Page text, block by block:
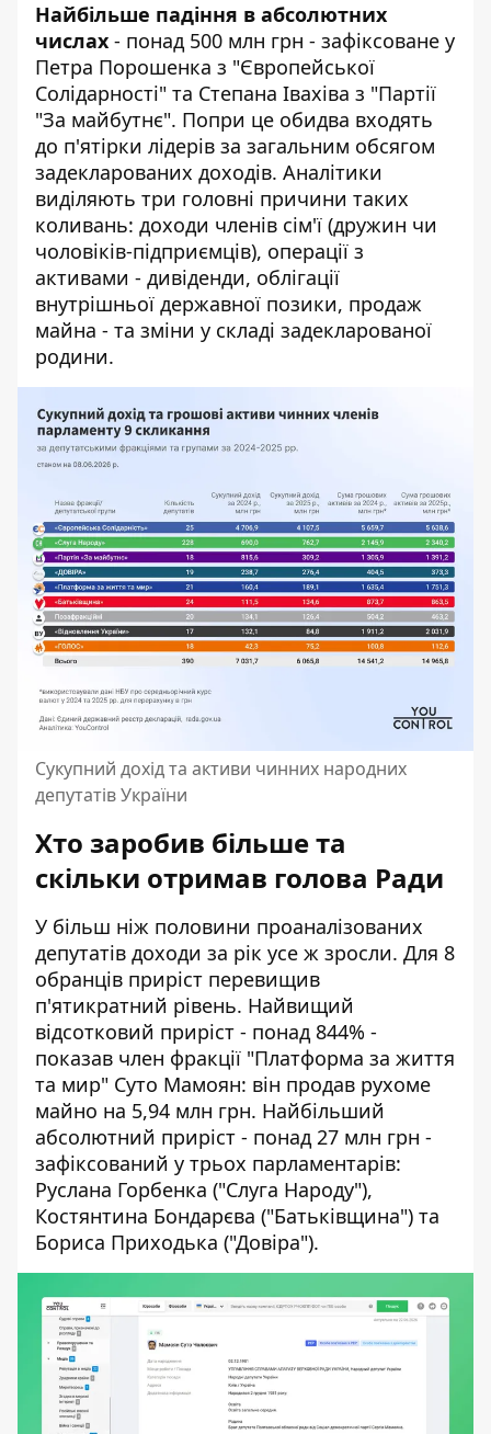
Найбільше падіння в абсолютних
числах - понад 500 млн грн - зафіксоване у
Петра Порошенка з "Європейської
Солідарності" та Степана Івахіва з "Партії
"За майбутнє". Попри це обидва входять
до п'ятірки лідерів за загальним обсягом
задекларованих доходів. Аналітики
виділяють три головні причини таких
коливань: доходи членів сім'ї (дружин чи
чоловіків-підприємців), операції з
активами - дивіденди, облігації
внутрішньої державної позики, продаж
майна - та зміни у складі задекларованої
родини.
Сукупний дохід та активи чинних народних
депутатів України
Хто заробив більше та
скільки отримав голова Ради
У більш ніж половини проаналізованих
депутатів доходи за рік усе ж зросли. Для 8
обранців приріст перевищив
п'ятикратний рівень. Найвищий
відсотковий приріст - понад 844% -
показав член фракції "Платформа за життя
та мир" Суто Мамоян: він продав рухоме
майно на 5,94 млн грн. Найбільший
абсолютний приріст - понад 27 млн грн -
зафіксований у трьох парламентарів:
Руслана Горбенка ("Слуга Народу"),
Костянтина Бондарєва ("Батьківщина") та
Бориса Приходька ("Довіра").